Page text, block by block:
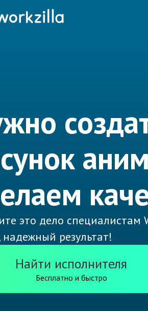
это дело
надежный результат!
Найти исполнителя
Бесплатно и быстро